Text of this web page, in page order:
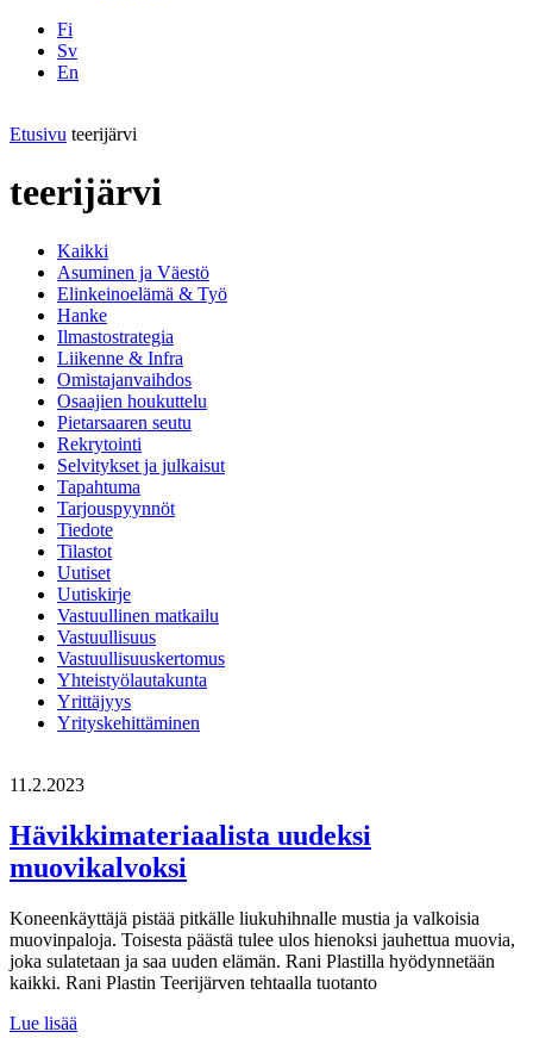
Fi
Sv
En
Etusivu teerijärvi
teerijärvi
Kaikki
Asuminen ja Väestö
Elinkeinoelämä & Työ
Hanke
Ilmastostrategia
Liikenne & Infra
Omistajanvaihdos
Osaajien houkuttelu
Pietarsaaren seutu
Rekrytointi
Selvitykset ja julkaisut
Tapahtuma
Tarjouspyynnöt
Tiedote
Tilastot
Uutiset
Uutiskirje
Vastuullinen matkailu
Vastuullisuus
Vastuullisuuskertomus
Yhteistyölautakunta
Yrittäjyys
Yrityskehittäminen
11.2.2023
Hävikkimateriaalista uudeksi
muovikalvoksi
Koneenkäyttäjä pistää pitkälle liukuhihnalle mustia ja valkoisia
muovinpaloja. Toisesta päästä tulee ulos hienoksi jauhettua muovia,
joka sulatetaan ja saa uuden elämän. Rani Plastilla hyödynnetään
kaikki. Rani Plastin Teerijärven tehtaalla tuotanto
Lue lisää